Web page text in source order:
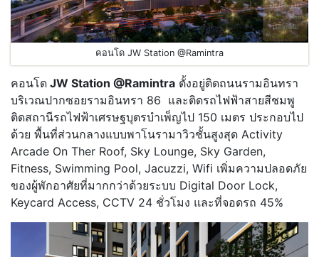
คอนโด JW Station @Ramintra
คอนโด JW Station @Ramintra ตั้งอยู่ติดถนนรามอินทรา
บริเวณปากซอยรามอินทรา 86 และติดรถไฟฟ้าสายสีชมพู
ติดสถานีรถไฟฟ้าเศรษฐบุตรบำเพ็ญไป 150 เมตร ประกอบไป
ด้วย พื้นที่ส่วนกลางแบบพาโนรามาวิวชั้นสูงสุด Activity
Arcade On Ther Roof, Sky Lounge, Sky Garden,
Fitness, Swimming Pool, Jacuzzi, Wifi เพิ่มความปลอดภัย
ของผู้พักอาศัยที่มากกว่าด้วยระบบ Digital Door Lock,
Keycard Access, CCTV 24 ชั่วโมง และที่จอดรถ 45%